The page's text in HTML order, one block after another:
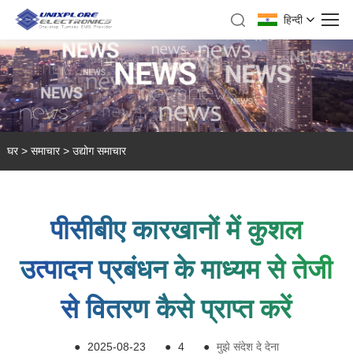
हिन्दी
घर > समाचार> उद्योग समाचार
पीसीबीए कारखानों में कुशल
उत्पादन प्रबंधन के माध्यम से तेजी
से वितरण कैसे प्राप्त करें
● 2025-08-23 ● 4 ● मुझे संदेश दे देना